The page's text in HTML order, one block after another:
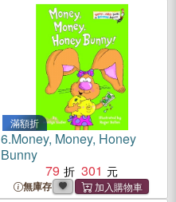
滿額折
6.Money, Money, Honey
Bunny
79
301
無庫存